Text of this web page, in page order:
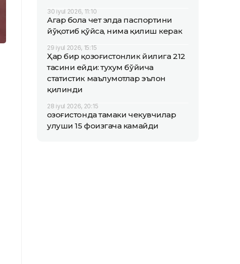
30 iyul 2026, 11:10
Агар бола чет элда паспортини
йўқотиб қўйса, нима қилиш керак
29 iyul 2026, 15:15
Ҳар бир қозоғистонлик йилига 212
тасини ейди: тухум бўйича
статистик маълумотлар эълон
қилинди
28 iyul 2026, 20:15
Қозоғистонда тамаки чекувчилар
улуши 15 фоизгача камайди